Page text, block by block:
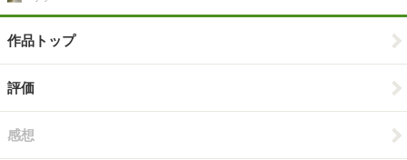
作品トップ
評価
感想